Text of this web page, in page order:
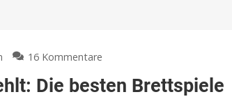
16 Kommentare
empfiehlt:
Die besten Brettspiele